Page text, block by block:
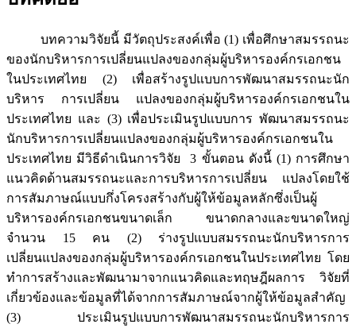
บทความวิจัยนี้ มีวัตถุประสงค์เพื่อ (1) เพื่อศึกษาสมรรถนะ
ของนักบริหารการเปลี่ยนแปลงของกลุ่มผู้บริหารองค์กรเอกชน
ในประเทศไทย (2) เพื่อสร้างรูปแบบการพัฒนาสมรรถนะนัก
บริหาร การเปลี่ยน แปลงของกลุ่มผู้บริหารองค์กรเอกชนใน
ประเทศไทย และ (3) เพื่อประเมินรูปแบบการ พัฒนาสมรรถนะ
นักบริหารการเปลี่ยนแปลงของกลุ่มผู้บริหารองค์กรเอกชนใน
ประเทศไทย มีวิธีดำเนินการวิจัย 3 ขั้นตอน ดังนี้ (1) การศึกษา
แนวคิดด้านสมรรถนะและการบริหารการเปลี่ยน แปลงโดยใช้
การสัมภาษณ์แบบกึ่งโครงสร้างกับผู้ให้ข้อมูลหลักซึ่งเป็นผู้
บริหารองค์กรเอกชนขนาดเล็ก ขนาดกลางและขนาดใหญ่
จำนวน 15 คน (2) ร่างรูปแบบสมรรถนะนักบริหารการ
เปลี่ยนแปลงของกลุ่มผู้บริหารองค์กรเอกชนในประเทศไทย โดย
ทำการสร้างและพัฒนามาจากแนวคิดและทฤษฎีผลการ วิจัยที่
เกี่ยวข้องและข้อมูลที่ได้จากการสัมภาษณ์จากผู้ให้ข้อมูลสำคัญ
(3) ประเมินรูปแบบการพัฒนาสมรรถนะนักบริหารการ